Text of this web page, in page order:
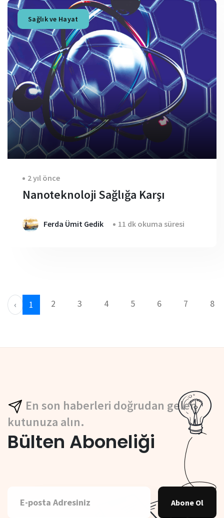
Sağlık ve Hayat
2 yıl önce
Nanoteknoloji Sağlığa Karşı
Ferda Ümit Gedik 11 dk okuma süresi
‹ 1 2 3 4 5 6 7 8
En son haberleri doğrudan gelen
kutunuza alın.
Bülten Aboneliği
Abone Ol